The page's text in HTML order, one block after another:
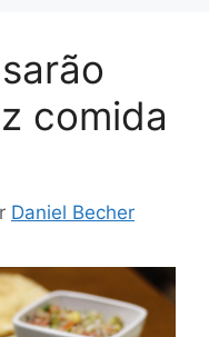
comida
Daniel Becher